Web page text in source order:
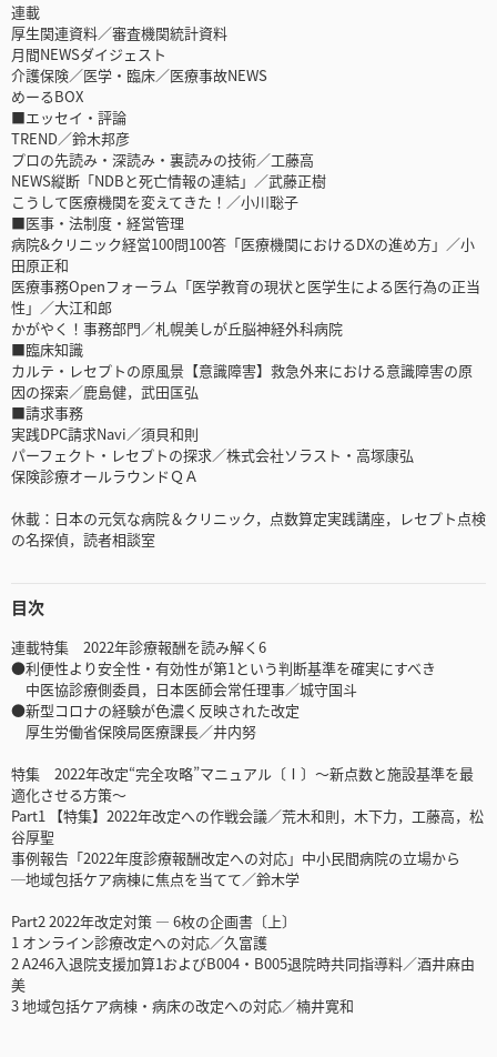
連載
厚生関連資料／審査機関統計資料
月間NEWSダイジェスト
介護保険／医学・臨床／医療事故NEWS
めーるBOX
■エッセイ・評論
TREND／鈴木邦彦
プロの先読み・深読み・裏読みの技術／工藤高
NEWS縦断「NDBと死亡情報の連結」／武藤正樹
こうして医療機関を変えてきた！／小川聡子
■医事・法制度・経営管理
病院&クリニック経営100問100答「医療機関におけるDXの進め方」／小
田原正和
医療事務Openフォーラム「医学教育の現状と医学生による医行為の正当
性」／大江和郎
かがやく！事務部門／札幌美しが丘脳神経外科病院
■臨床知識
カルテ・レセプトの原風景【意識障害】救急外来における意識障害の原
因の探索／鹿島健，武田匤弘
■請求事務
実践DPC請求Navi／須貝和則
パーフェクト・レセプトの探求／株式会社ソラスト・高塚康弘
保険診療オールラウンドＱＡ
休載：日本の元気な病院＆クリニック，点数算定実践講座，レセプト点検
の名探偵，読者相談室
目次
連載特集 2022年診療報酬を読み解く6
●利便性より安全性・有効性が第1という判断基準を確実にすべき
中医協診療側委員，日本医師会常任理事／城守国斗
●新型コロナの経験が色濃く反映された改定
厚生労働省保険局医療課長／井内努
特集 2022年改定“完全攻略”マニュアル〔Ⅰ〕～新点数と施設基準を最
適化させる方策～
Part1 【特集】2022年改定への作戦会議／荒木和則，木下力，工藤高，松
谷厚聖
事例報告「2022年度診療報酬改定への対応」中小民間病院の立場から
─地域包括ケア病棟に焦点を当てて／鈴木学
Part2 2022年改定対策 ― 6枚の企画書〔上〕
1 オンライン診療改定への対応／久富護
2 A246入退院支援加算1およびB004・B005退院時共同指導料／酒井麻由
美
3 地域包括ケア病棟・病床の改定への対応／楠井寛和